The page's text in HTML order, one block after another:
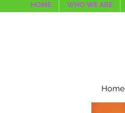
HOME WHO WE ARE
Home